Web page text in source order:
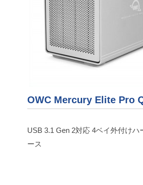
OWC Mercury Elite Pro
USB 3.1 Gen 2対応 4ベイ外付けハ
ース